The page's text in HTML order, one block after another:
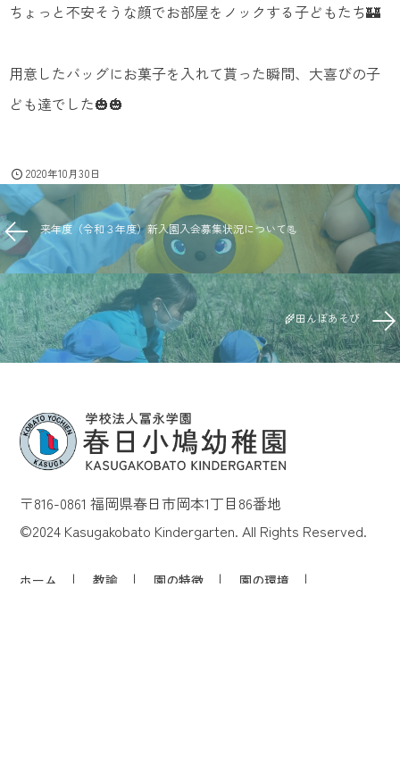
ちょっと不安そうな顔でお部屋をノックする子どもたち🏰
用意したバッグにお菓子を入れて貰った瞬間、大喜びの子
ども達でした🎃🎃
2020年10月30日
🌾田んぼあそび
来年度（令和３年度）新入園入会募集状況について📃
〒816-0861 福岡県春日市岡本1丁目86番地
©2024 Kasugakobato Kindergarten. All Rights Reserved.
ホーム 教諭 園の特徴 園の環境